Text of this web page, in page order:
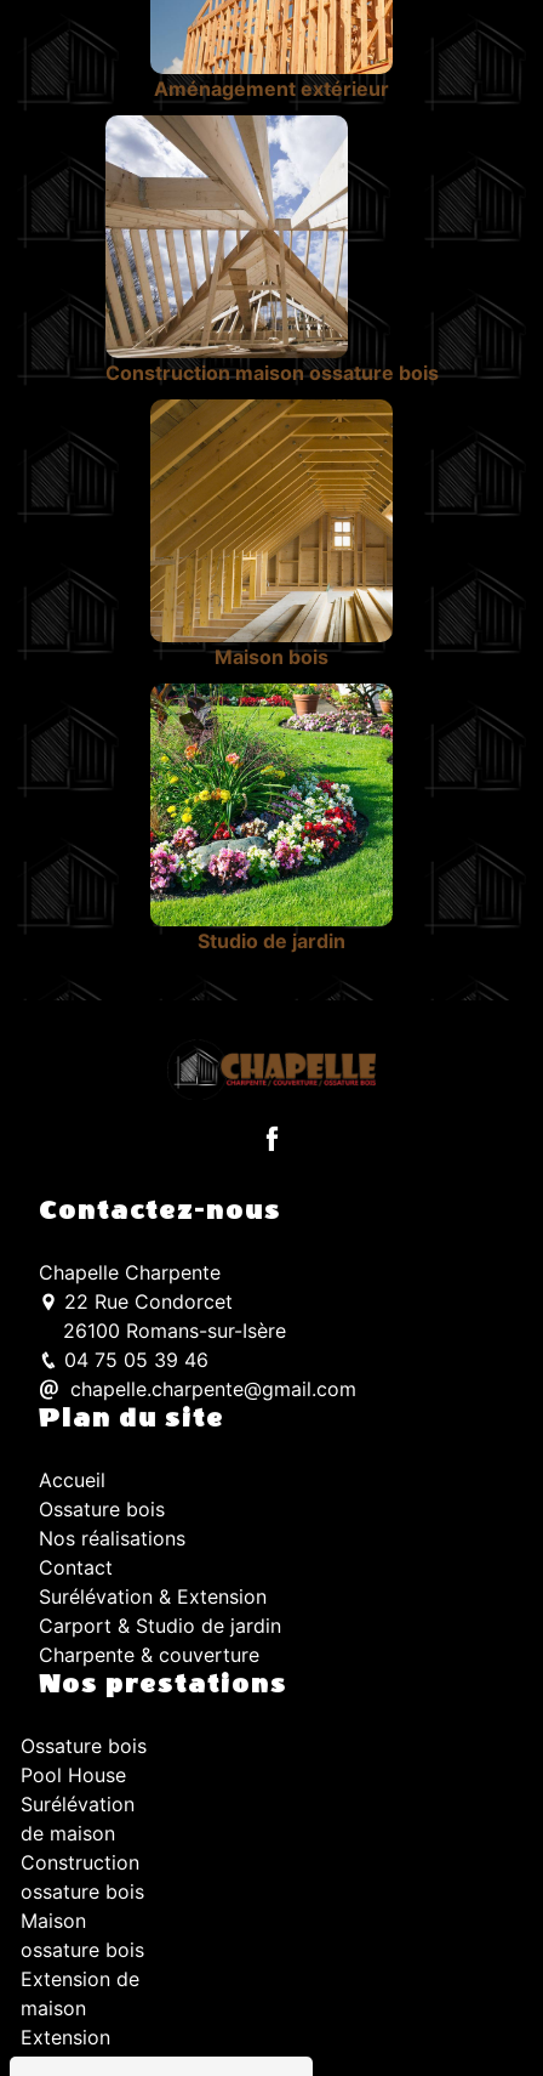
Aménagement extérieur
Construction maison ossature bois
Maison bois
Studio de jardin
Contactez-nous
Chapelle Charpente
22 Rue Condorcet
26100 Romans-sur-Isère
04 75 05 39 46
chapelle.charpente@gmail.com
Plan du site
Accueil
Ossature bois
Nos réalisations
Contact
Surélévation & Extension
Carport & Studio de jardin
Charpente & couverture
Nos prestations
Ossature bois
Pool House
Surélévation
de maison
Construction
ossature bois
Maison
ossature bois
Extension de
maison
Extension